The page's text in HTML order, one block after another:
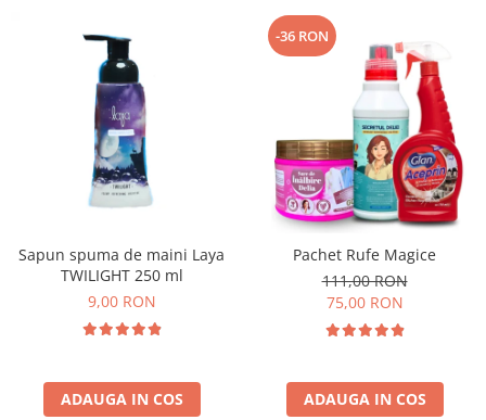
Sapun spuma de maini Laya
TWILIGHT 250 ml
9,00 RON
ADAUGA IN COS
-36 RON
Pachet Rufe Magice
111,00 RON
75,00 RON
ADAUGA IN COS